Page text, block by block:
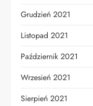
Grudzień 2021
Listopad 2021
Październik 2021
Wrzesień 2021
Sierpień 2021